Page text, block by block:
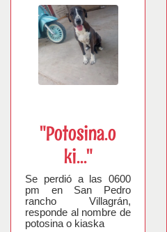
"Potosina.o
ki..."
Se perdió a las 0600
pm en San Pedro
rancho Villagrán,
responde al nombre de
potosina o kiaska